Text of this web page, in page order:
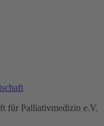
für Palliativmedizin e.V.